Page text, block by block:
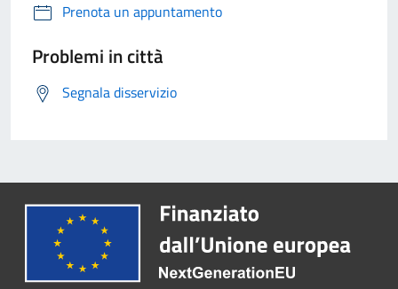
Prenota un appuntamento
Problemi in città
Segnala disservizio